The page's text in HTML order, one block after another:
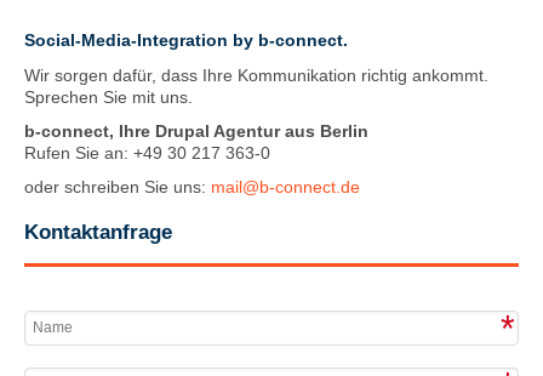
Social-Media-Integration by b-connect.
Wir sorgen dafür, dass Ihre Kommunikation richtig ankommt.
Sprechen Sie mit uns.
b-connect, Ihre Drupal Agentur aus Berlin
Rufen Sie an: +49 30 217 363-0
oder schreiben Sie uns: mail@b-connect.de
Kontaktanfrage
*